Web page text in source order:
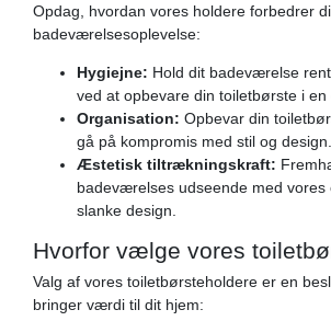
Opdag, hvordan vores holdere forbedrer
badeværelsesoplevelse:
Hygiejne: Hold dit badeværelse
ved at opbevare din toiletbørste i en
Organisation: Opbevar din
gå på kompromis med stil og design.
Æstetisk tiltrækningskraft:
badeværelses udseende med vores
slanke design.
Hvorfor vælge vores
Valg af vores toiletbørsteholdere er en
bringer værdi til dit hjem: